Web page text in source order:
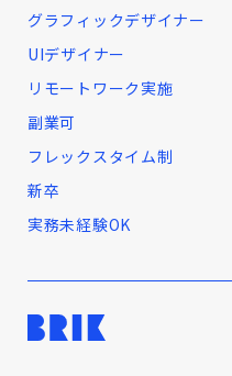
グラフィックデザイナー
UIデザイナー
リモートワーク実施
副業可
フレックスタイム制
新卒
実務未経験OK